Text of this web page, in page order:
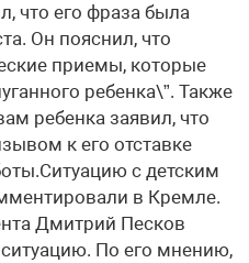
что его фраза была
Он пояснил, что
приемы, которые
ребенка\”. Также
ребенка заявил, что
к его отставке
с детским
в Кремле.
Дмитрий Песков
ситуацию. По его мнению,